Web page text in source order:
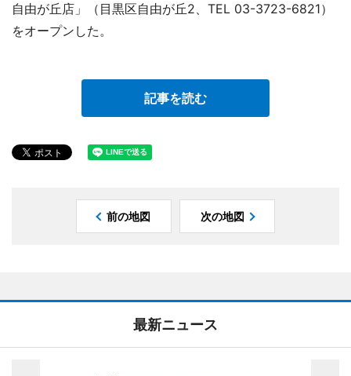
自由が丘店」（目黒区自由が丘2、TEL 03-3723-6821）
をオープンした。
記事を読む
前の地図 次の地図
最新ニュース